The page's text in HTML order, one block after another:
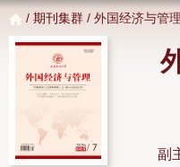
/ 期刊集群 / 外国经济与管理
副